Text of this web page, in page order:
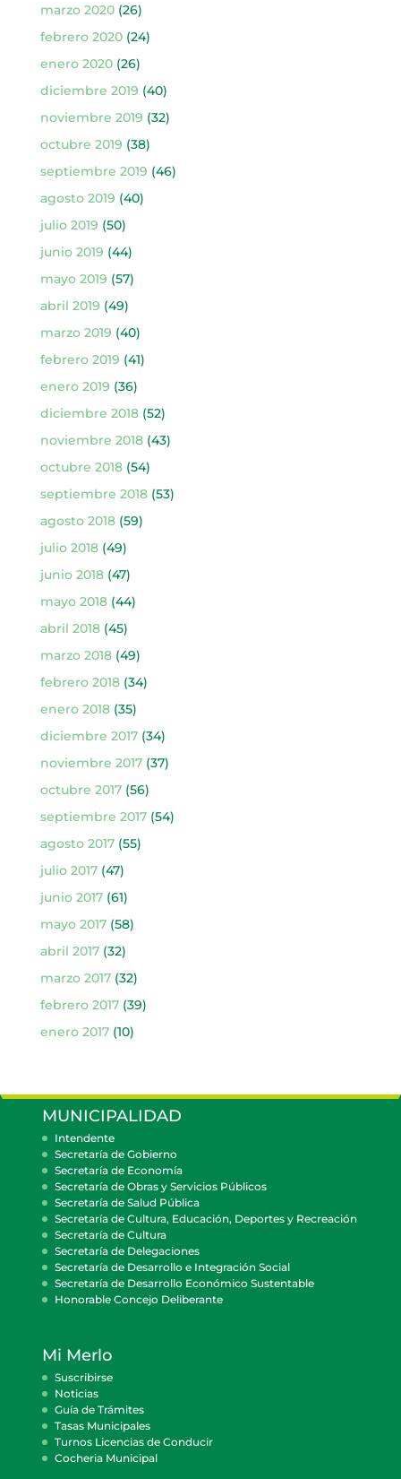
marzo 2020(26)
febrero 2020(24)
enero 2020(26)
diciembre 2019 (40)
noviembre 2019 (32)
octubre 2019 (38)
septiembre 2019 (46)
agosto 2019 (40)
julio 2019 (50)
junio 2019 (44)
mayo 2019 (57)
abril 2019 (49)
marzo 2019 (40)
febrero 2019 (41)
enero 2019 (36)
diciembre 2018(52)
noviembre 2018(43)
octubre 2018(54)
septiembre 2018(53)
agosto 2018(59)
julio 2018(49)
junio 2018(47)
mayo 2018(44)
abril 2018(45)
marzo 2018(49)
febrero 2018(34)
enero 2018(35)
diciembre 2017(34)
noviembre 2017(37)
octubre 2017(56)
septiembre 2017(54)
agosto 2017(55)
julio 2017(47)
junio 2017(61)
mayo 2017(58)
abril 2017(32)
marzo 2017(32)
febrero 2017(39)
enero 2017(10)
MUNICIPALIDAD
Intendente
Secretaría de Gobierno
Secretaría de Economía
Secretaría de Obras y Servicios Públicos
Secretaría de Salud Pública
Secretaría de Cultura, Educación, Deportes y Recreación
Secretaría de Cultura
Secretaría de Delegaciones
Secretaría de Desarrollo e Integración Social
Secretaría de Desarrollo Económico Sustentable
Honorable Concejo Deliberante
Mi Merlo
Suscribirse
Noticias
Guía de Trámites
Tasas Municipales
Turnos Licencias de Conducir
Cocheria Municipal